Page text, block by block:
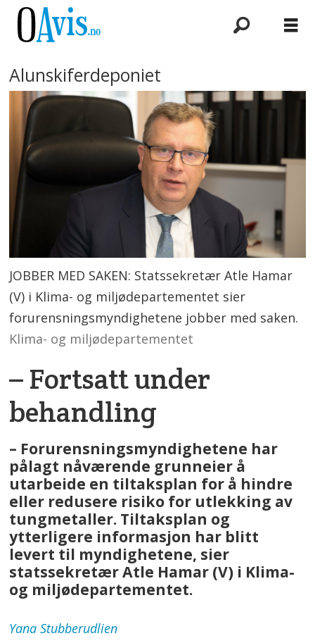
Alunskiferdeponiet
JOBBER MED SAKEN: Statssekretær Atle Hamar
(V) i Klima- og miljødepartementet sier
forurensningsmyndighetene jobber med saken.
Klima- og miljødepartementet
– Fortsatt under
behandling
– Forurensningsmyndighetene har
pålagt nåværende grunneier å
utarbeide en tiltaksplan for å hindre
eller redusere risiko for utlekking av
tungmetaller. Tiltaksplan og
ytterligere informasjon har blitt
levert til myndighetene, sier
statssekretær Atle Hamar (V) i Klima-
og miljødepartementet.
Yana Stubberudlien